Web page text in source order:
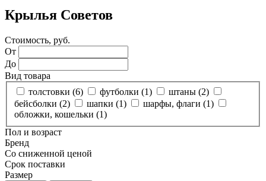
Крылья Советов
Стоимость, руб.
От
До
Вид товара
толстовки (6) футболки (1) штаны (2)
бейсболки (2) шапки (1) шарфы, флаги (1)
обложки, кошельки (1)
Пол и возраст
Бренд
Со сниженной ценой
Срок поставки
Размер